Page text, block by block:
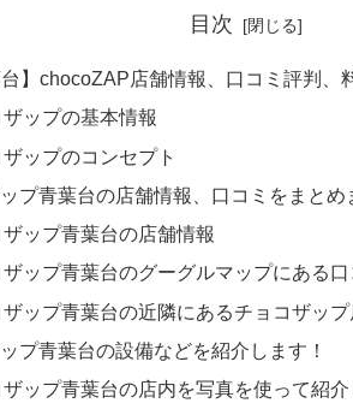
目次
台】chocoZAP店舗情報、口コミ評判、
ップの基本情報
ップのコンセプト
プ青葉台の店舗情報、口コミをまとめ
ップ青葉台の店舗情報
ップ青葉台のグーグルマップにある口
ップ青葉台の近隣にあるチョコザップ
プ青葉台の設備などを紹介します！
ップ青葉台の店内を写真を使って紹介